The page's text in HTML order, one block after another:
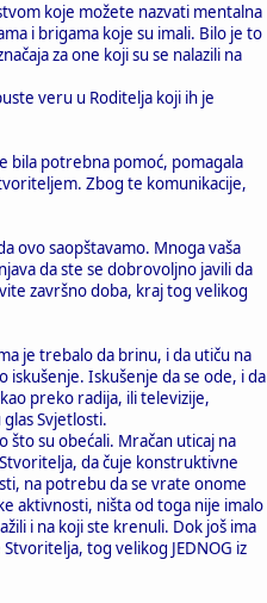
koje možete nazvati mentalna
i brigama koje su imali. Bilo je to
za one koji su se nalazili na
veru u Roditelja koji ih je
bila potrebna pomoć, pomagala
Zbog te komunikacije,
ovo saopštavamo. Mnoga vaša
da ste se dobrovoljno javili da
završno doba, kraj tog velikog
je trebalo da brinu, i da utiču na
Iskušenje da se ode, i da
preko radija, ili televizije,
Svjetlosti.
što su obećali. Mračan uticaj na
da čuje konstruktivne
na potrebu da se vrate onome
aktivnosti, ništa od toga nije imalo
i na koji ste krenuli. Dok još ima
tog velikog JEDNOG iz